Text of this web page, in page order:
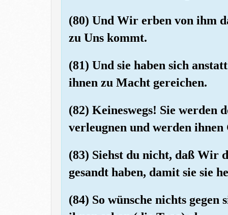
(80) Und Wir erben von ihm
zu Uns kommt.
(81) Und sie haben sich
ihnen zu Macht gereichen.
(82) Keineswegs! Sie werden
verleugnen und werden ihnen
(83) Siehst du nicht, daß Wir
gesandt haben, damit sie sie
(84) So wünsche nichts